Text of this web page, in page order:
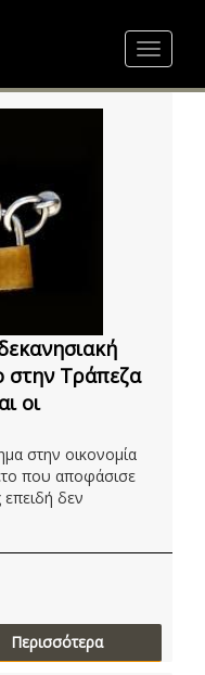
Toggle
στην Τράπεζα
οι
στην οικονομία
που αποφάσισε
δεν
Περισσότερα